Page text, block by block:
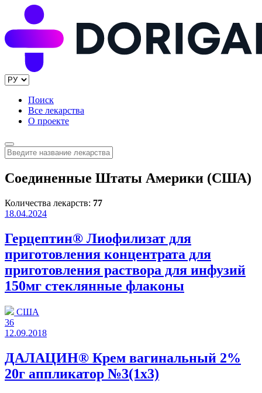
Поиск
Все лекарства
О проекте
Соединенные Штаты Америки (США)
Количества лекарств: 77
18.04.2024
Герцептин® Лиофилизат для
приготовления концентрата для
приготовления раствора для инфузий
150мг стеклянные флаконы
США
36
12.09.2018
ДАЛАЦИН® Крем вагинальный 2%
20г аппликатор №3(1x3)